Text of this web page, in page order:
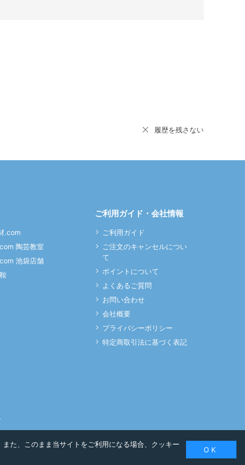
履歴を残さない
.com
陶芸教室
池袋店舗
ご利用ガイド・会社情報
ご利用ガイド
ご注文のキャンセルについ
て
ポイントについて
よくあるご質問
お問い合わせ
会社概要
プライバシーポリシー
特定商取引法に基づく表記
また、このまま当サイトをご利用になる場合、クッキー
O K